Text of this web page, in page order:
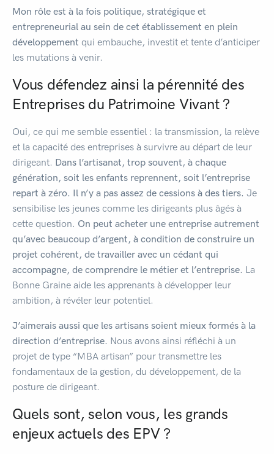
Mon rôle est à la fois politique, stratégique et
entrepreneurial au sein de cet établissement en plein
développement qui embauche, investit et tente d’anticiper
les mutations à venir.
Vous défendez ainsi la pérennité des
Entreprises du Patrimoine Vivant ?
Oui, ce qui me semble essentiel : la transmission, la relève
et la capacité des entreprises à survivre au départ de leur
dirigeant. Dans l’artisanat, trop souvent, à chaque
génération, soit les enfants reprennent, soit l’entreprise
repart à zéro. Il n’y a pas assez de cessions à des tiers. Je
sensibilise les jeunes comme les dirigeants plus âgés à
cette question. On peut acheter une entreprise autrement
qu’avec beaucoup d’argent, à condition de construire un
projet cohérent, de travailler avec un cédant qui
accompagne, de comprendre le métier et l’entreprise. La
Bonne Graine aide les apprenants à développer leur
ambition, à révéler leur potentiel.
J’aimerais aussi que les artisans soient mieux formés à la
direction d’entreprise. Nous avons ainsi réfléchi à un
projet de type “MBA artisan” pour transmettre les
fondamentaux de la gestion, du développement, de la
posture de dirigeant.
Quels sont, selon vous, les grands
enjeux actuels des EPV ?